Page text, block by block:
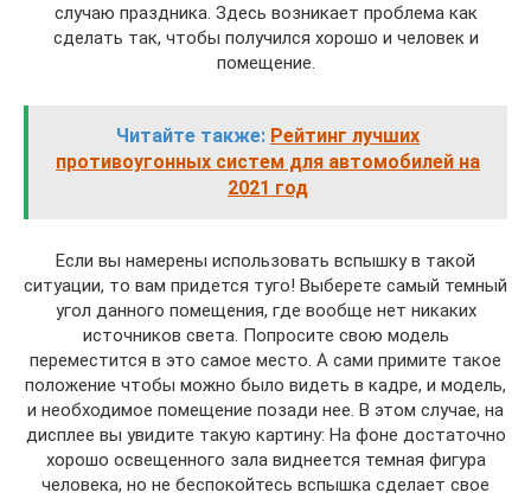
случаю праздника. Здесь возникает проблема как
сделать так, чтобы получился хорошо и человек и
помещение.
Читайте также: Рейтинг лучших
противоугонных систем для автомобилей на
2021 год
Если вы намерены использовать вспышку в такой
ситуации, то вам придется туго! Выберете самый темный
угол данного помещения, где вообще нет никаких
источников света. Попросите свою модель
переместится в это самое место. А сами примите такое
положение чтобы можно было видеть в кадре, и модель,
и необходимое помещение позади нее. В этом случае, на
дисплее вы увидите такую картину: На фоне достаточно
хорошо освещенного зала виднеется темная фигура
человека, но не беспокойтесь вспышка сделает свое